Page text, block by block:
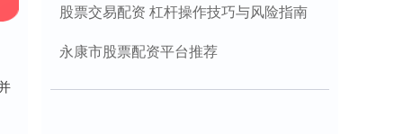
股票交易配资 杠杆操作技巧与风险指南
永康市股票配资平台推荐